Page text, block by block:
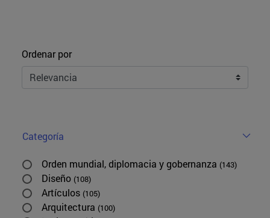
Ordenar
Ordenar por
Categoría
Orden mundial, diplomacia y gobernanza (143)
Diseño (108)
Artículos (105)
Arquitectura (100)